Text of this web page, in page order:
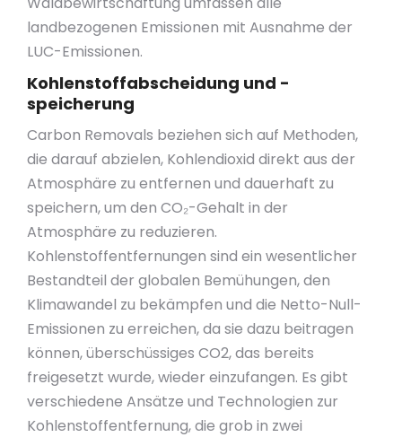
landbezogenen Emissionen mit Ausnahme der
LUC-Emissionen.
Kohlenstoffabscheidung und -
speicherung
Carbon Removals beziehen sich auf Methoden,
die darauf abzielen, Kohlendioxid direkt aus der
Atmosphäre zu entfernen und dauerhaft zu
speichern, um den CO₂-Gehalt in der
Atmosphäre zu reduzieren.
Kohlenstoffentfernungen sind ein wesentlicher
Bestandteil der globalen Bemühungen, den
Klimawandel zu bekämpfen und die Netto-Null-
Emissionen zu erreichen, da sie dazu beitragen
können, überschüssiges CO2, das bereits
freigesetzt wurde, wieder einzufangen. Es gibt
verschiedene Ansätze und Technologien zur
Kohlenstoffentfernung, die grob in zwei